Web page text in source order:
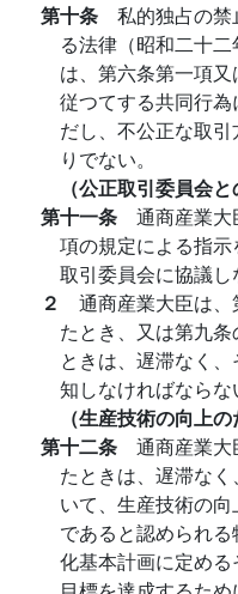
第十条 私的独占の
る法律（昭和二十
は、第六条第一項
従つてする共同行
だし、不公正な取
りでない。
（公正取引委員会と
第十一条 通商産業
項の規定による指
取引委員会に協議し
２ 通商産業大臣は
たとき、又は第九
ときは、遅滞なく
知しなければならな
（生産技術の向上
第十二条 通商産業
たときは、遅滞な
いて、生産技術の
であると認められ
化基本計画に定め